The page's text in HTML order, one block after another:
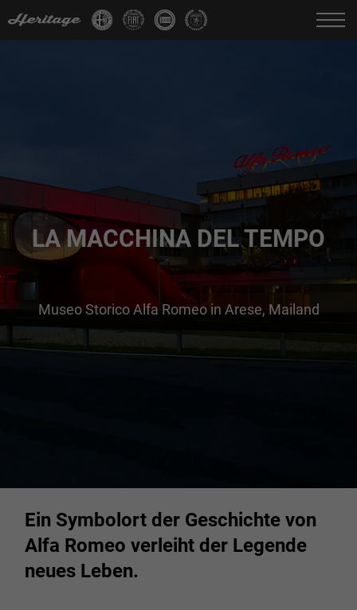
Change language: IT DE
LA MACCHINA DEL TEMPO
Museo Storico Alfa Romeo in Arese, Mailand
Ein Symbolort der Geschichte von
Alfa Romeo verleiht der Legende
neues Leben.